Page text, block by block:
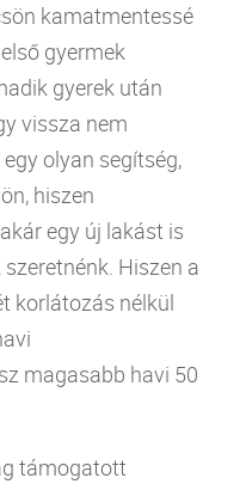
kamatmentessé
gyermek
gyerek után
vissza nem
olyan segítség,
hiszen
egy új lakást is
Hiszen a
korlátozás nélkül
magasabb havi 50
támogatott